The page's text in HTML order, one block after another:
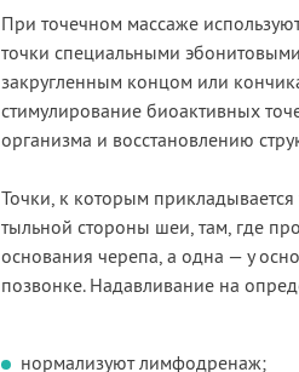
При точечном массаже
точки специальными
закругленным концом или
стимулирование биоактивных
организма и восстановлению
Точки, к которым
тыльной стороны шеи, там, где
основания черепа, а одна — у
позвонке. Надавливание на
нормализуют лимфодренаж;